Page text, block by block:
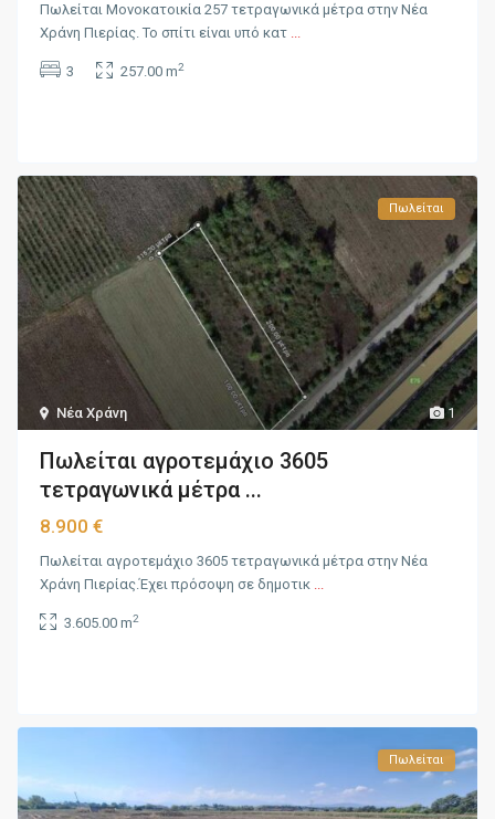
Πωλείται Μονοκατοικία 257 τετραγωνικά μέτρα στην Νέα
Χράνη Πιερίας. Το σπίτι είναι υπό κατ ...
3 257.00 m2
1
Νέα Χράνη
Πωλείται
Πωλείται αγροτεμάχιο 3605
τετραγωνικά μέτρα ...
8.900 €
Πωλείται αγροτεμάχιο 3605 τετραγωνικά μέτρα στην Νέα
Χράνη Πιερίας.Έχει πρόσοψη σε δημοτικ ...
3.605.00 m2
Πωλείται